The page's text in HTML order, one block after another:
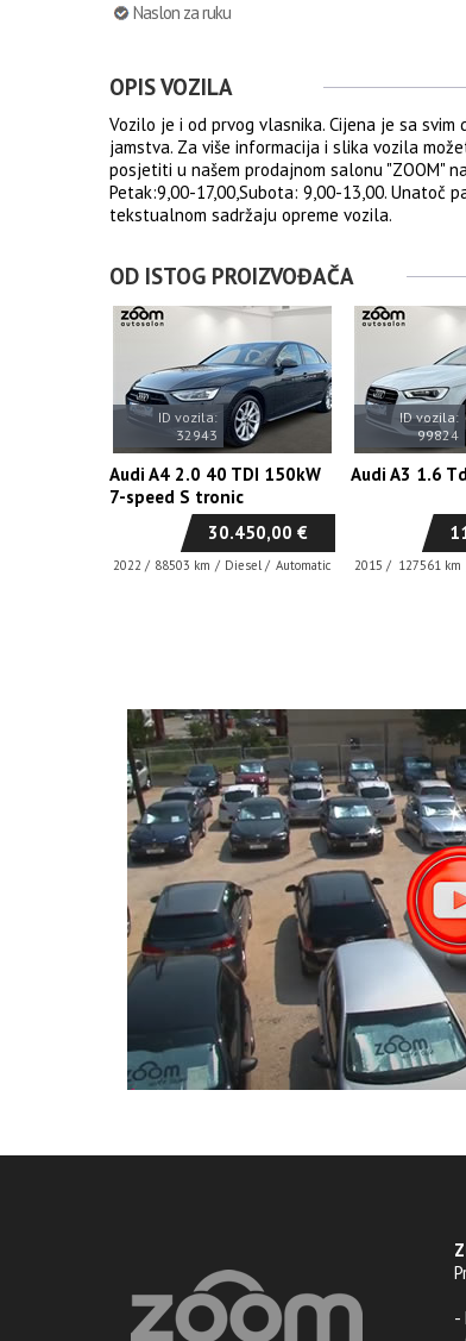
Naslon za ruku
OPIS VOZILA
Vozilo je i od prvog vlasnika. Cijena je sa
jamstva. Za više informacija i slika vozila
posjetiti u našem prodajnom salonu "ZOOM"
Petak:9,00-17,00,Subota: 9,00-13,00. Unatoč
tekstualnom sadržaju opreme vozila.
OD ISTOG PROIZVOĐAČA
ID vozila:
32943
Audi A4 2.0 40 TDI 150kW
7-speed S tronic
30.450,00 €
2022 / 88503 km / Diesel / Automatic
ID vozila:
99824
Audi A3 1.6
2015 / 127561 km
-